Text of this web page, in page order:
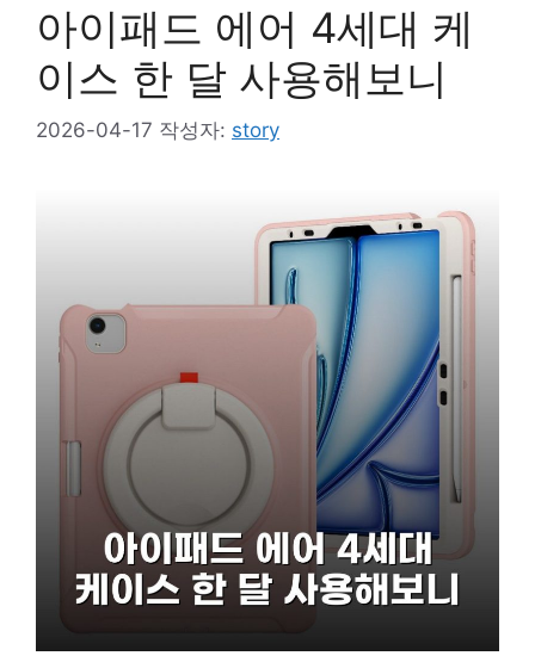
아이패드 에어 4세대 케
이스 한 달 사용해보니
2026-04-17 작성자: story